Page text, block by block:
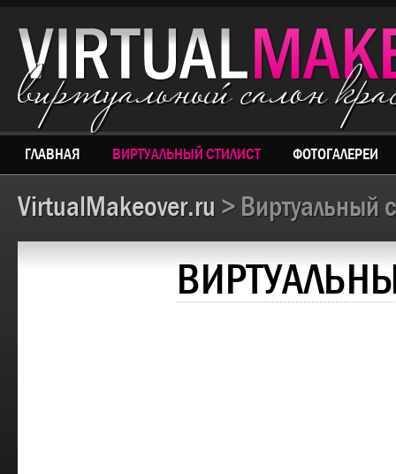
виртуальный салон
ГЛАВНАЯ ВИРТУАЛЬНЫЙ СТИЛИСТ ФОТОГАЛЕРЕИ
VirtualMakeover.ru > Виртуальный